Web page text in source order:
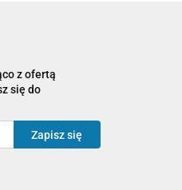
z ofertą
się do